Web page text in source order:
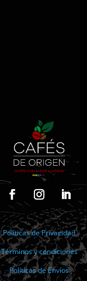
Políticas de Privacidad
Términos y condiciones
Políticas de Envíos